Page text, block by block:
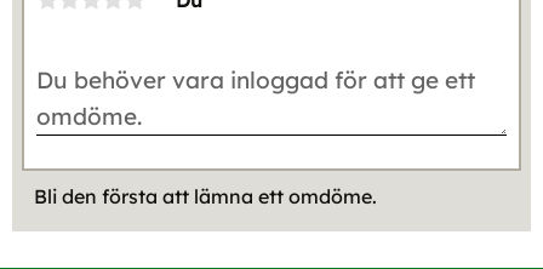
Bli den första att lämna ett omdöme.